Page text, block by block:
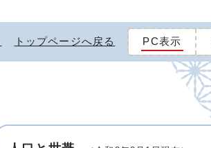
トップページへ戻る PC表示